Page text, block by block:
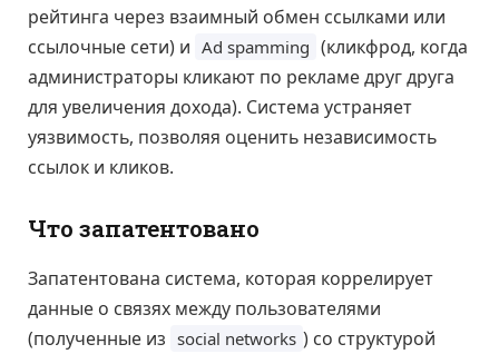
рейтинга через взаимный обмен ссылками или
ссылочные сети) и Ad spamming (кликфрод, когда
администраторы кликают по рекламе друг друга
для увеличения дохода). Система устраняет
уязвимость, позволяя оценить независимость
ссылок и кликов.
Что запатентовано
Запатентована система, которая коррелирует
данные о связях между пользователями
(полученные из social networks ) со структурой